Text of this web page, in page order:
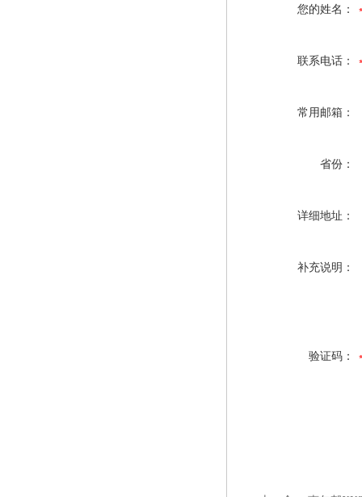
您的姓名：
联系电话：
常用邮箱：
省份：
详细地址：
补充说明：
验证码：